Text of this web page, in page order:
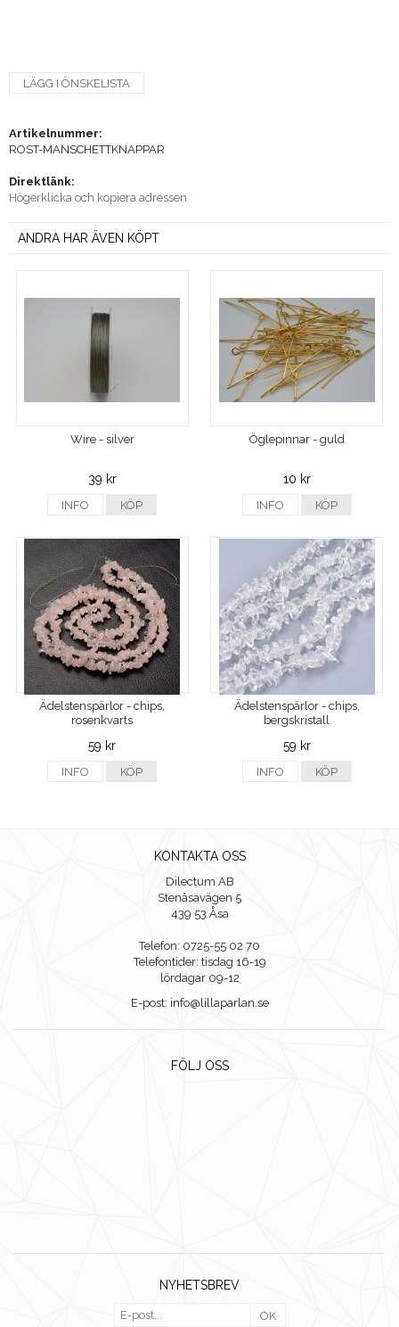
LÄGG I ÖNSKELISTA
Artikelnummer:
ROST-MANSCHETTKNAPPAR
Direktlänk:
Högerklicka och kopiera adressen
ANDRA HAR ÄVEN KÖPT
Wire - silver
39 kr
INFO KÖP
Öglepinnar - guld
10 kr
INFO KÖP
Ädelstenspärlor - chips,
rosenkvarts
59 kr
INFO KÖP
Ädelstenspärlor - chips,
bergskristall
59 kr
INFO KÖP
KONTAKTA OSS
Dilectum AB
Stenåsavägen 5
439 53 Åsa
Telefon: 0725-55 02 70
Telefontider: tisdag 16-19
lördagar 09-12
E-post: info@lillaparlan.se
FÖLJ OSS
NYHETSBREV
OK